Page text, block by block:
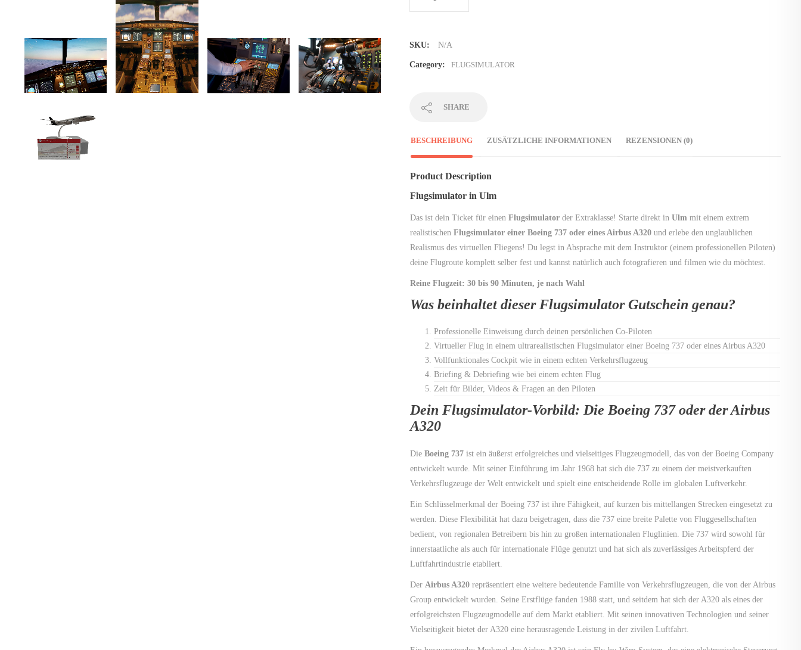
SKU: N/A
Category: FLUGSIMULATOR
SHARE
BESCHREIBUNG ZUSÄTZLICHE INFORMATIONEN REZENSIONEN (0)
Product Description
Flugsimulator in Ulm
Das ist dein Ticket für einen Flugsimulator der Extraklasse! Starte direkt in Ulm mit einem extrem
realistischen Flugsimulator einer Boeing 737 oder eines Airbus A320und erlebe den unglaublichen
Realismus des virtuellen Fliegens! Du legst in Absprache mit dem Instruktor (einem professionellen Piloten)
deine Flugroute komplett selber fest und kannst natürlich auch fotografieren und filmen wie du möchtest.
Reine Flugzeit: 30 bis 90 Minuten, je nach Wahl
Was beinhaltet dieser Flugsimulator Gutschein genau?
Professionelle Einweisung durch deinen persönlichen Co-Piloten
Virtueller Flug in einem ultrarealistischen Flugsimulator einer Boeing 737 oder eines Airbus A320
Vollfunktionales Cockpit wie in einem echten Verkehrsflugzeug
Briefing & Debriefing wie bei einem echten Flug
Zeit für Bilder, Videos & Fragen an den Piloten
Dein Flugsimulator-Vorbild: Die Boeing 737 oder der Airbus
A320
Die Boeing 737ist ein äußerst erfolgreiches und vielseitiges Flugzeugmodell, das von der Boeing Company
entwickelt wurde. Mit seiner Einführung im Jahr 1968 hat sich die 737 zu einem der meistverkauften
Verkehrsflugzeuge der Welt entwickelt und spielt eine entscheidende Rolle im globalen Luftverkehr.
Ein Schlüsselmerkmal der Boeing 737 ist ihre Fähigkeit, auf kurzen bis mittellangen Strecken eingesetzt zu
werden. Diese Flexibilität hat dazu beigetragen, dass die 737 eine breite Palette von Fluggesellschaften
bedient, von regionalen Betreibern bis hin zu großen internationalen Fluglinien. Die 737 wird sowohl für
innerstaatliche als auch für internationale Flüge genutzt und hat sich als zuverlässiges Arbeitspferd der
Luftfahrtindustrie etabliert.
Der Airbus A320repräsentiert eine weitere bedeutende Familie von Verkehrsflugzeugen, die von der Airbus
Group entwickelt wurden. Seine Erstflüge fanden 1988 statt, und seitdem hat sich der A320 als eines der
erfolgreichsten Flugzeugmodelle auf dem Markt etabliert. Mit seinen innovativen Technologien und seiner
Vielseitigkeit bietet der A320 eine herausragende Leistung in der zivilen Luftfahrt.